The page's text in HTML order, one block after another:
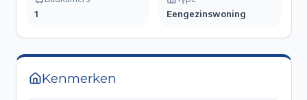
1
Eengezinswoning
Kenmerken